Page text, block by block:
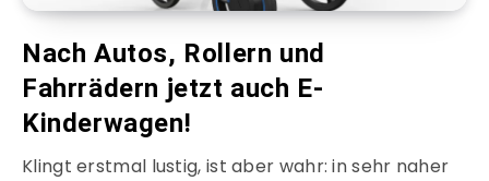
Nach Autos, Rollern und
Fahrrädern jetzt auch E-
Kinderwagen!
Klingt erstmal lustig, ist aber wahr: in sehr naher